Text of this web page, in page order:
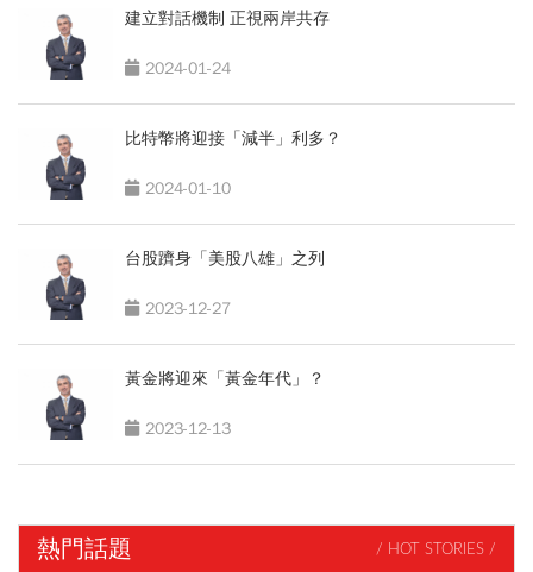
建立對話機制 正視兩岸共存
2024-01-24
比特幣將迎接「減半」利多？
2024-01-10
台股躋身「美股八雄」之列
2023-12-27
黃金將迎來「黃金年代」？
2023-12-13
熱門話題 / HOT STORIES /